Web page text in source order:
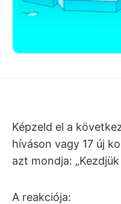
Képzeld el a
híváson vagy 17 új
azt mondja:
A reakciója: